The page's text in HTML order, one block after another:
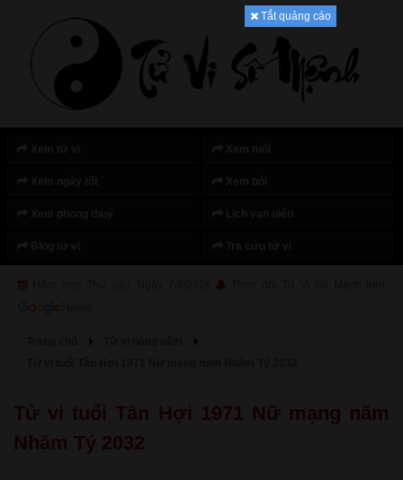
Tắt quảng cáo
Tử vi tuổi Tân Hợi 1971 Nữ mạng năm
Nhâm Tý 2032